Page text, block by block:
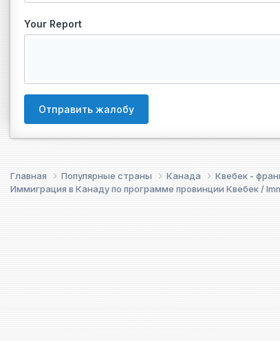
Your Report
Отправить жалобу
Главная Популярные страны Канада
Квебек -
Иммиграция в Канаду по программе провинции Квебек /